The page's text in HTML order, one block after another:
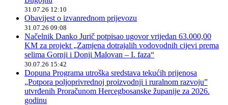
31.07.26 12:10
Obavijest o izvanrednom prijevozu
31.07.26 09:08
Načelnik Danko Jurič potpisao ugovor vrijedan 63.000,00
KM za projekt „Zamjena dotrajalih vodovodnih cijevi prema
selima Gornji i Donji Malovan – I. faza“
30.07.26 15:42
Dopuna Programa utroška sredstava tekućih prijenosa
„Potpora poljoprivrednoj proizvodnji i ruralnom razvoju”
utvrđenih Proračunom Hercegbosanske županije za 2026.
godinu